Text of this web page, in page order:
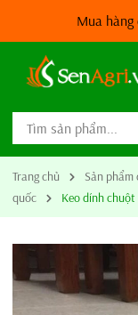
Trang chủ
Sản
quốc
Keo dính